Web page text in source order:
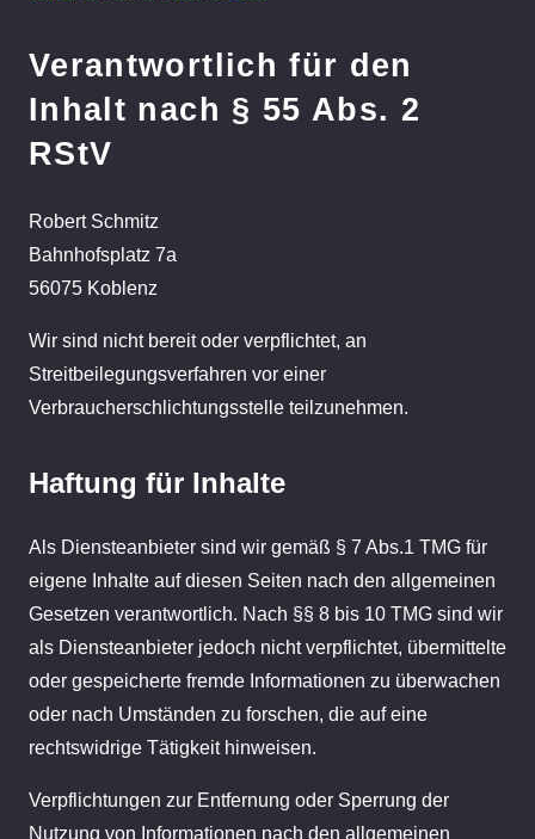
Verantwortlich für den
Inhalt nach § 55 Abs. 2
RStV
Robert Schmitz
Bahnhofsplatz 7a
56075 Koblenz
Wir sind nicht bereit oder verpflichtet, an
Streitbeilegungsverfahren vor einer
Verbraucherschlichtungsstelle teilzunehmen.
Haftung für Inhalte
Als Diensteanbieter sind wir gemäß § 7 Abs.1 TMG für
eigene Inhalte auf diesen Seiten nach den allgemeinen
Gesetzen verantwortlich. Nach §§ 8 bis 10 TMG sind wir
als Diensteanbieter jedoch nicht verpflichtet, übermittelte
oder gespeicherte fremde Informationen zu überwachen
oder nach Umständen zu forschen, die auf eine
rechtswidrige Tätigkeit hinweisen.
Verpflichtungen zur Entfernung oder Sperrung der
Nutzung von Informationen nach den allgemeinen